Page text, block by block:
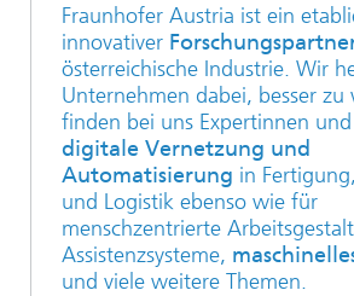
Fraunhofer Austria ist ein
innovativer
österreichische Industrie. Wir
Unternehmen dabei, besser zu
finden bei uns Expertinnen
digitale Vernetzung und
Automatisierung in
und Logistik ebenso wie für
menschzentrierte
Assistenzsysteme,
und viele weitere Themen.